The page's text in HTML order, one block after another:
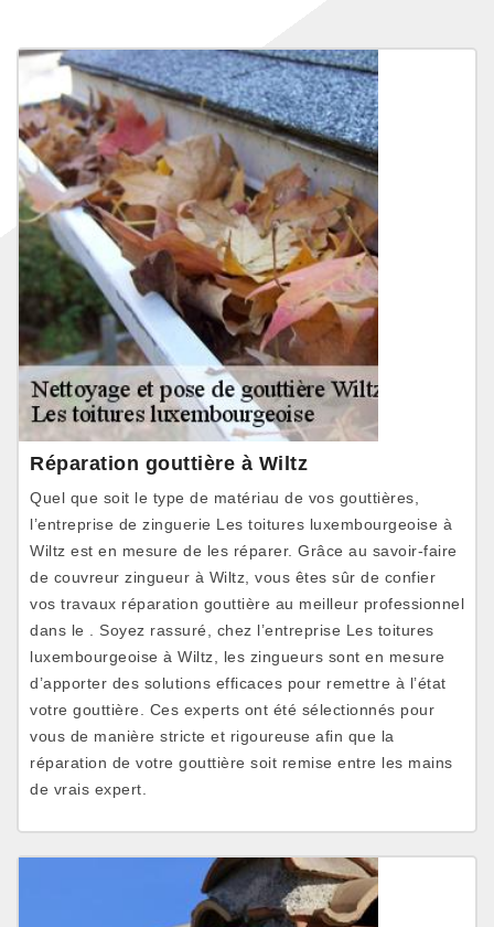
Réparation gouttière à Wiltz
Quel que soit le type de matériau de vos gouttières,
l’entreprise de zinguerie Les toitures luxembourgeoise à
Wiltz est en mesure de les réparer. Grâce au savoir-faire
de couvreur zingueur à Wiltz, vous êtes sûr de confier
vos travaux réparation gouttière au meilleur professionnel
dans le . Soyez rassuré, chez l’entreprise Les toitures
luxembourgeoise à Wiltz, les zingueurs sont en mesure
d’apporter des solutions efficaces pour remettre à l’état
votre gouttière. Ces experts ont été sélectionnés pour
vous de manière stricte et rigoureuse afin que la
réparation de votre gouttière soit remise entre les mains
de vrais expert.